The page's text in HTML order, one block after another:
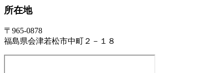
所在地
〒965-0878
福島県会津若松市中町２－１８